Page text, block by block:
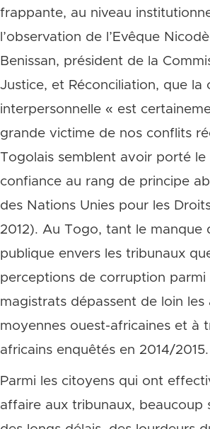
frappante, au niveau
l’observation de l’Evêque
Benissan, président de la
Justice, et Réconciliation, que la
interpersonnelle « est
grande victime de nos conflits
Togolais semblent avoir porté le
confiance au rang de principe
des Nations Unies pour les
2012). Au Togo, tant le manque
publique envers les tribunaux
perceptions de corruption parmi
magistrats dépassent de loin les
moyennes ouest-africaines et à
africains enquêtés en 2014/2015.
Parmi les citoyens qui ont
affaire aux tribunaux, beaucoup